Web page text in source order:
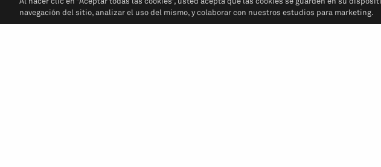
navegación del sitio, analizar el uso del mismo, y colaborar con nuestros estudios para marketing.